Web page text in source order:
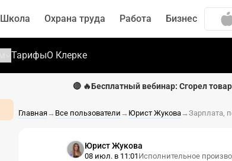
Школа Охрана труда Работа Бизнес
ТарифыО Клерке
🔴 🔥Бесплатный вебинар: Сгорел
Главная→ Все пользователи → Юрист Жукова→
Юрист Жукова
08 июл. в 11:01 Исполнительное